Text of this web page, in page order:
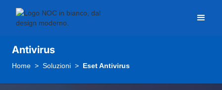
Antivirus
Home Soluzioni Eset Antivirus